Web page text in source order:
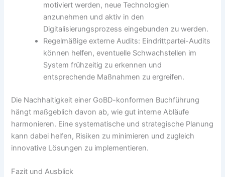
motiviert werden, neue Technologien
anzunehmen und aktiv in den
Digitalisierungsprozess eingebunden zu werden.
Regelmäßige externe Audits: Eindrittpartei-Audits
können helfen, eventuelle Schwachstellen im
System frühzeitig zu erkennen und
entsprechende Maßnahmen zu ergreifen.
Die Nachhaltigkeit einer GoBD-konformen Buchführung
hängt maßgeblich davon ab, wie gut interne Abläufe
harmonieren. Eine systematische und strategische Planung
kann dabei helfen, Risiken zu minimieren und zugleich
innovative Lösungen zu implementieren.
Fazit und Ausblick